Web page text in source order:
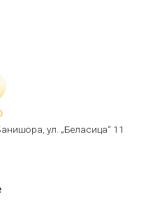
ул. „Беласица“ 11